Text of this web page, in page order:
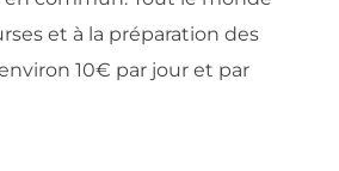
et à la préparation des
10€ par jour et par